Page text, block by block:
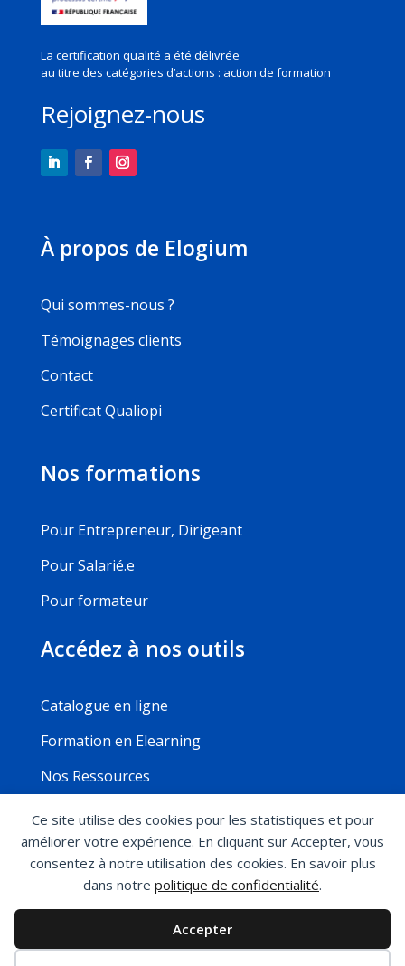
Ce site utilise des cookies pour les statistiques et pour
améliorer votre expérience. En cliquant sur Accepter, vous
consentez à notre utilisation des cookies. En savoir plus
dans notre politique de confidentialité.
Accepter
La certification qualité a été délivrée
au titre des catégories d’actions : action de formation
Rejoignez-nous
À propos de Elogium
Qui sommes-nous ?
Témoignages clients
Contact
Certificat Qualiopi
Nos formations
Pour Entrepreneur, Dirigeant
Pour Salarié.e
Pour formateur
Accédez à nos outils
Catalogue en ligne
Formation en Elearning
Nos Ressources
Mentions légales Politique de confidentialité
Conditions générales de ventesRèglement
intérieurModalité d’accès aux formations